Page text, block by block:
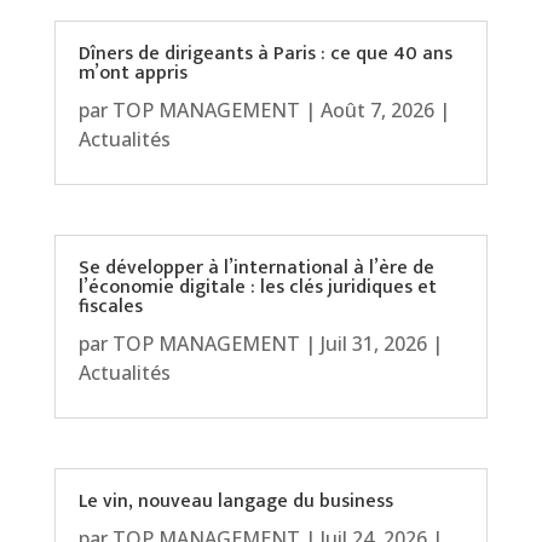
Dîners de dirigeants à Paris : ce que 40 ans
m’ont appris
par TOP MANAGEMENT | Août 7, 2026|
Actualités
Se développer à l’international à l’ère de
l’économie digitale : les clés juridiques et
fiscales
par TOP MANAGEMENT | Juil 31, 2026|
Actualités
Le vin, nouveau langage du business